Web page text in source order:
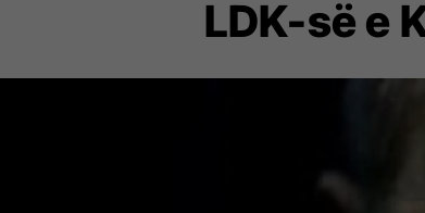
LDK-së e